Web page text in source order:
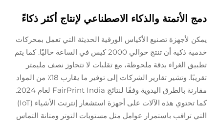
دمج الأتمتة والذكاء الاصطناعي لإنتاج أكثر ذكاءً
يمكن لأجهزة تصنيع الأكياس الورقية الحديثة التي تعمل بمحركات
خدمية ذكية أن تنتج حوالي 2000 كيس في الساعة حاليًا. كما يتم
تطبيق الغراء بدقة ملحوظة، مع تقلبات لا تتجاوز نصف مليمتر
تقريبًا. وتشير تقارير الشركات إلى توفير ما يقارب 18٪ من المواد
مقارنة بالطرق اليدوية وفقًا لنتائج FairPrint India لعام 2024.
كما تحتوي هذه الآلات على أجهزة استشعار إنترنت الأشياء (IoT)
التي تراقب باستمرار عوامل مثل مستويات التوتر ومتانة التماس